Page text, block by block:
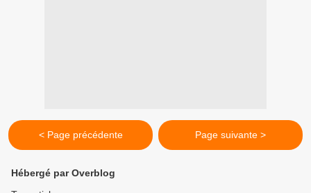
< Page précédente Page suivante >
Hébergé par Overblog